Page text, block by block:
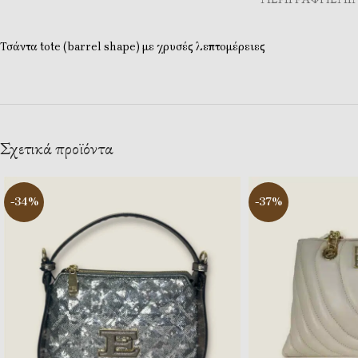
Τσάντα tote (barrel shape) με χρυσές λεπτομέρειες
Σχετικά προϊόντα
-34% -37%